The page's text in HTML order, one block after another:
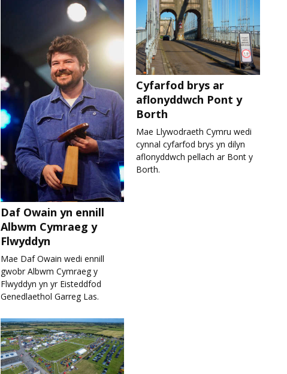
Daf Owain yn ennill
Albwm Cymraeg y
Flwyddyn
Mae Daf Owain wedi ennill
gwobr Albwm Cymraeg y
Flwyddyn yn yr Eisteddfod
Genedlaethol Garreg Las.
Cyfarfod brys ar
aflonyddwch Pont y
Borth
Mae Llywodraeth Cymru wedi
cynnal cyfarfod brys yn dilyn
aflonyddwch pellach ar Bont y
Borth.